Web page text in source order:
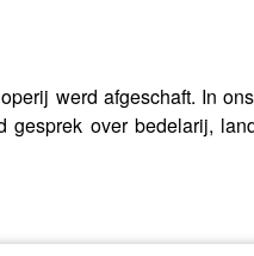
werd afgeschaft. In
over bedelarij,